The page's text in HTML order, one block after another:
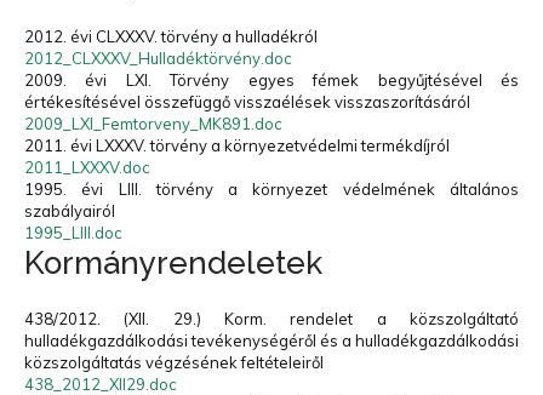
2012. évi CLXXXV. törvény a hulladékról
2012_CLXXXV_Hulladéktörvény.doc
2009. évi LXI. Törvény egyes fémek begyűjtésével és
értékesítésével összefüggő visszaélések visszaszorításáról
2009_LXI_Femtorveny_MK891.doc
2011. évi LXXXV. törvény a környezetvédelmi termékdíjról
2011_LXXXV.doc
1995. évi LIII. törvény a környezet védelmének általános
szabályairól
1995_LIII.doc
Kormányrendeletek
438/2012. (XII. 29.) Korm. rendelet a közszolgáltató
hulladékgazdálkodási tevékenységéről és a hulladékgazdálkodási
közszolgáltatás végzésének feltételeiről
438_2012_XII29.doc